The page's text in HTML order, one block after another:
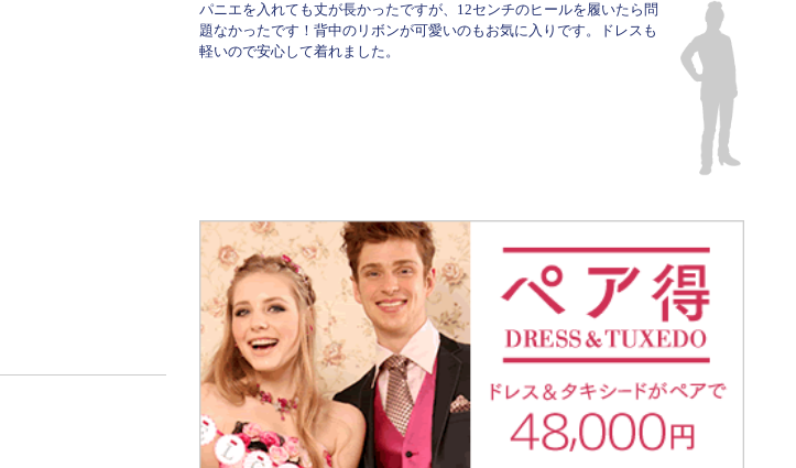
パニエを入れても丈が長かったですが、12センチのヒールを履いたら問
題なかったです！背中のリボンが可愛いのもお気に入りです。ドレスも
軽いので安心して着れました。